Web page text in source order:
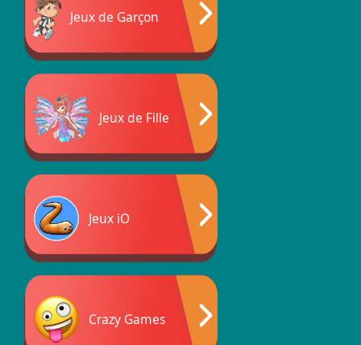
Jeux de Garçon
Jeux de Fille
Jeux iO
Crazy Games